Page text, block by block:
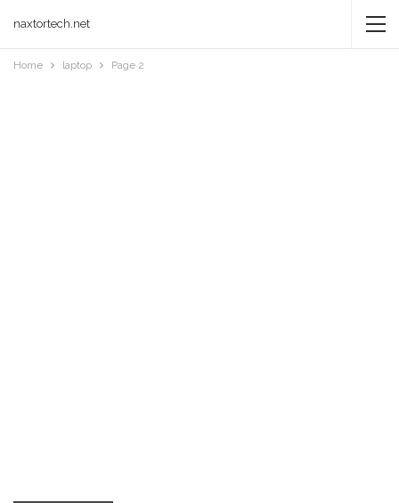
naxtortech.net
Home laptop Page 2